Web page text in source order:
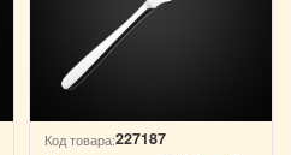
Код товара:227187